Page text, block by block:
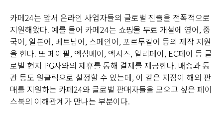
카페24는 앞서 온라인 사업자들의 글로벌 진출을 전폭적으로
지원해왔다. 예를 들어 카페24는 쇼핑몰 무료 개설에 영어, 중
국어, 일본어, 베트남어, 스페인어, 포르투갈어 등의 제작 지원
을 한다. 또 페이팔, 엑심베이, 엑시즈, 알리페이, EC페이 등 글
로벌 현지 PG사와의 제휴를 통해 결제를 제공한다. 배송과 통
관 등도 원클릭으로 설정할 수 있는데, 이 같은 지점이 해외 판
매를 지원하는 카페24와 글로벌 판매자들을 모으고 싶은 페이
스북의 이해관계가 만나는 부분이다.